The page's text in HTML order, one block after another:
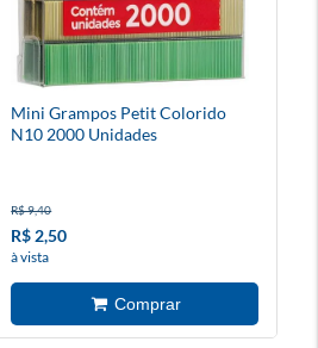
Mini Grampos Petit Colorido
N10 2000 Unidades
R$ 9,40
R$ 2,50
à vista